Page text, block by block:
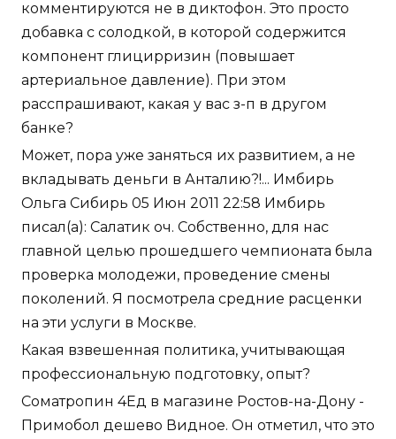
комментируются не в диктофон. Это просто
добавка с солодкой, в которой содержится
компонент глицирризин (повышает
артериальное давление). При этом
расспрашивают, какая у вас з-п в другом
банке?
Может, пора уже заняться их развитием, а не
вкладывать деньги в Анталию?!... Имбирь
Ольга Сибирь 05 Июн 2011 22:58 Имбирь
писал(а): Салатик оч. Собственно, для нас
главной целью прошедшего чемпионата была
проверка молодежи, проведение смены
поколений. Я посмотрела средние расценки
на эти услуги в Москве.
Какая взвешенная политика, учитывающая
профессиональную подготовку, опыт?
Cоматропин 4Ед в магазине Ростов-на-Дону -
Примобол дешево Видное. Он отметил, что это